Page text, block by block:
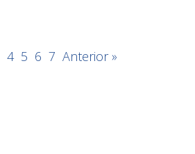
4 5 6 7 Anterior »